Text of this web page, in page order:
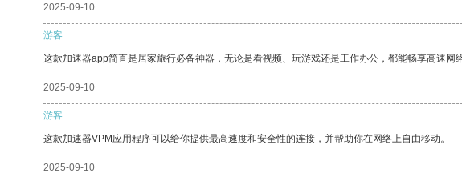
2025-09-10
游客
这款加速器app简直是居家旅行必备神器，无论是看视频、玩游戏还是工作办公，都能畅享高速
2025-09-10
游客
这款加速器VPM应用程序可以给你提供最高速度和安全性的连接，并帮助你在网络上自由移动。
2025-09-10